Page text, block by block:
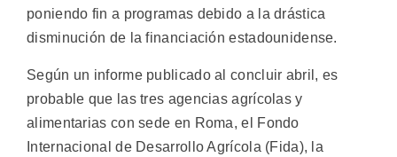
poniendo fin a programas debido a la drástica
disminución de la financiación estadounidense.
Según un informe publicado al concluir abril, es
probable que las tres agencias agrícolas y
alimentarias con sede en Roma, el Fondo
Internacional de Desarrollo Agrícola (Fida), la